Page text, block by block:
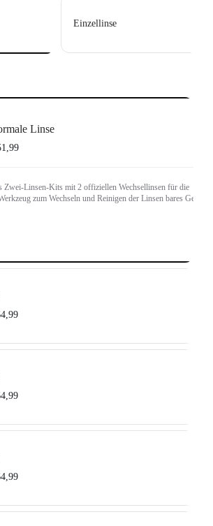
Einzellinse
Linse
Zwei-Linsen-Kits mit 2 offiziellen Wechsellinsen für die
zum Wechseln und Reinigen der Linsen bares Geld.